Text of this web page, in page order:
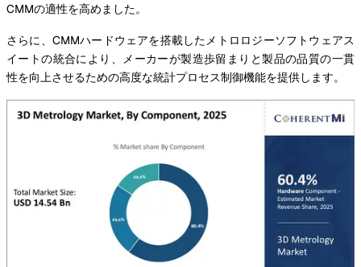
CMMの適性を高めました。
さらに、CMMハードウェアを搭載したメトロロジーソフトウェアス
イートの統合により、メーカーが製造歩留まりと製品の品質の一貫
性を向上させるための高度な統計プロセス制御機能を提供します。